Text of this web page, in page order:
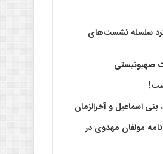
سلسله نشست‌های
صهیونیستی
اسماعیل و آخرالزمان
مولفان مهدوی در